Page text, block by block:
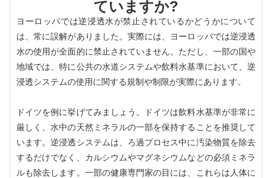
ていますか?
ヨーロッパでは逆浸透水が禁止されているかどうかについて
は、常に誤解がありました。実際には、ヨーロッパでは逆浸透
水の使用が全面的に禁止されていません。ただし、一部の国や
地域では、特に公共の水道システムや飲料水基準において、逆
浸透システムの使用に関する規制や制限が実際にあります。
ドイツを例に挙げてみましょう。ドイツは飲料水基準が非常に
厳しく、水中の天然ミネラルの一部を保持することを推奨して
います。逆浸透システムは、ろ過プロセス中に汚染物質を除去
するだけでなく、カルシウムやマグネシウムなどの必須ミネラ
ルも除去します。一部の健康専門家の目には、これらは人体に